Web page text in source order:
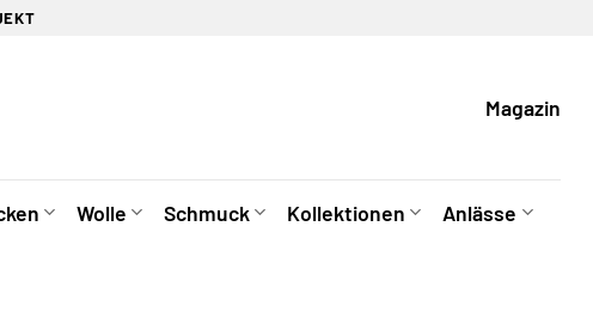
Magazin
Wolle Schmuck Kollektionen Anlässe